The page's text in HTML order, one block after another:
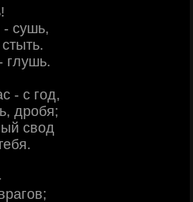
сушь,
глушь.
- с год,
дробя;
свод